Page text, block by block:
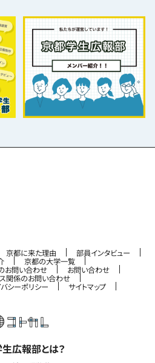
広報部とは？
京都に来た理由 部員インタビュー
京都の大学一覧
お問い合わせ お問い合わせ
関係のお問い合わせ
バシーポリシー サイトマップ